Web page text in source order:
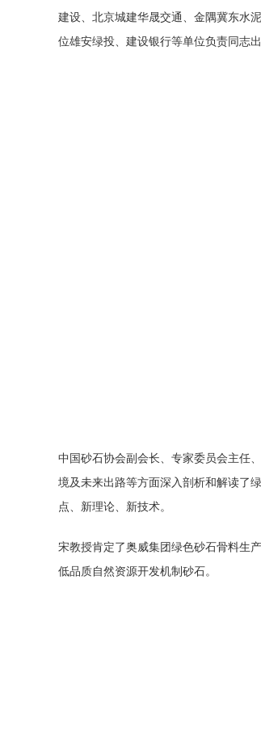
建设、北京城建华晟交通、金隅冀东水
位雄安绿投、建设银行等单位负责同志出
中国砂石协会副会长、专家委员会主任
境及未来出路等方面深入剖析和解读了
点、新理论、新技术。
宋教授肯定了奥威集团绿色砂石骨料生
低品质自然资源开发机制砂石。